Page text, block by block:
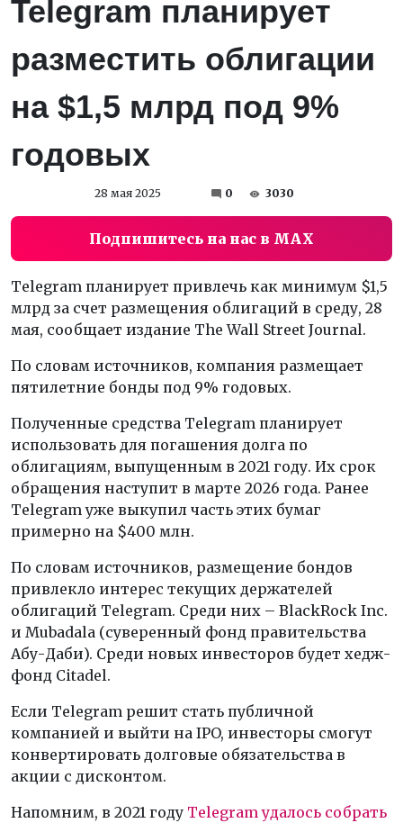
Telegram планирует
разместить облигации
на $1,5 млрд под 9%
годовых
28 мая 2025 0 3030
Подпишитесь на нас в MAX
Telegram планирует привлечь как минимум $1,5
млрд за счет размещения облигаций в среду, 28
мая, сообщает издание The Wall Street Journal.
По словам источников, компания размещает
пятилетние бонды под 9% годовых.
Полученные средства Telegram планирует
использовать для погашения долга по
облигациям, выпущенным в 2021 году. Их срок
обращения наступит в марте 2026 года. Ранее
Telegram уже выкупил часть этих бумаг
примерно на $400 млн.
По словам источников, размещение бондов
привлекло интерес текущих держателей
облигаций Telegram. Среди них – BlackRock Inc.
и Mubadala (суверенный фонд правительства
Абу-Даби). Среди новых инвесторов будет хедж-
фонд Citadel.
Если Telegram решит стать публичной
компанией и выйти на IPO, инвесторы смогут
конвертировать долговые обязательства в
акции с дисконтом.
Напомним, в 2021 году Telegram удалось собрать